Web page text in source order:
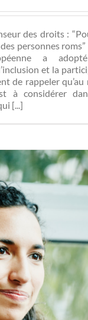
des droits :
personnes
a
et la
de rappeler qu’au
à considérer
[...]